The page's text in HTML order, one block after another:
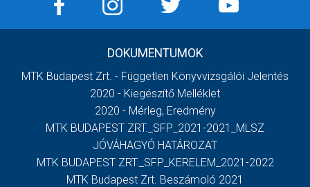
DOKUMENTUMOK
MTK Budapest Zrt. - Független Könyvvizsgálói Jelentés
2020 - Kiegészítő Melléklet
2020 - Mérleg, Eredmény
MTK BUDAPEST ZRT._SFP_2021-2021_MLSZ
JÓVÁHAGYÓ HATÁROZAT
MTK BUDAPEST ZRT._SFP_KERELEM_2021-2022
MTK Budapest Zrt. Beszámoló 2021